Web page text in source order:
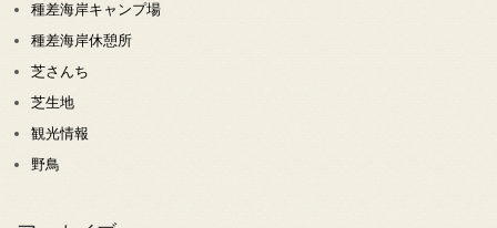
種差海岸キャンプ場
種差海岸休憩所
芝さんち
芝生地
観光情報
野鳥